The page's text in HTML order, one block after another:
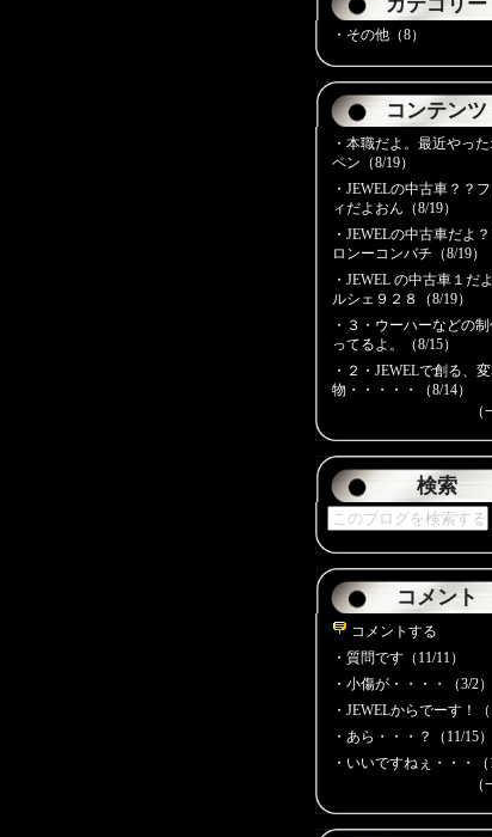
・その他（8）
コンテンツ
・本職だよ。最近やっ
ペン（8/19）
・JEWELの中古車？？
ィだよおん（8/19）
・JEWELの中古車だよ
ロンーコンバチ（8/19）
・JEWEL の中古車１だ
ルシェ９２８（8/19）
・ ３・ウーハーなどの
ってるよ。（8/15）
・ ２・JEWELで創る、
物・・・・・（8/14）
検索
コメント
コメントする
・質問です（11/11）
・小傷が・・・・（3/2）
・JEWELからでーす！（
・あら・・・？（11/15）
・ いいですねぇ・・・（